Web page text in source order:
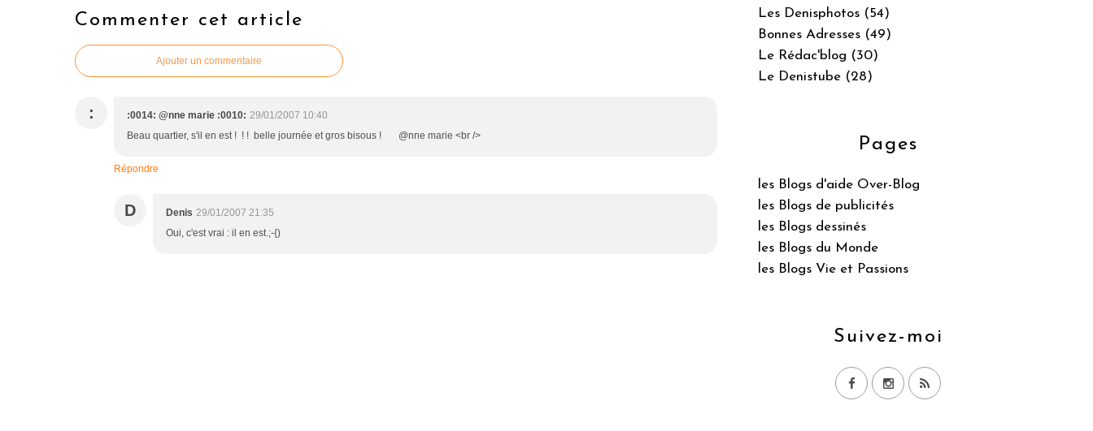
Commenter cet article
Ajouter un commentaire
: :0014: @nne marie :0010: 29/01/2007 10:40
Beau quartier, s'il en est ! ! ! belle journée et gros bisous ! @nne marie <br />
Répondre
D Denis 29/01/2007 21:35
Oui, c'est vrai : il en est.;-{)
Les Denisphotos (54)
Bonnes Adresses (49)
Le Rédac'blog (30)
Le Denistube (28)
Pages
les Blogs d'aide Over-Blog
les Blogs de publicités
les Blogs dessinés
les Blogs du Monde
les Blogs Vie et Passions
Suivez-moi